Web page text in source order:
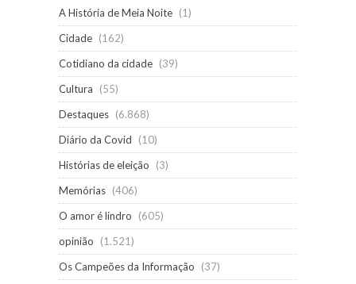
A História de Meia Noite (1)
Cidade (162)
Cotidiano da cidade (39)
Cultura
(55)
Destaques (6.868)
Diário da Covid
(10)
Histórias de eleição
(3)
Memórias (406)
O amor é lindro
(605)
opinião
(1.521)
Os Campeões da Informação
(37)